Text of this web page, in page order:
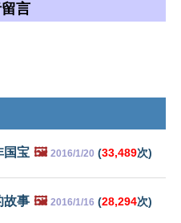
言
国宝 🖼️ 2016/1/20 (33,489次)
故事 🖼️ 2016/1/16 (28,294次)